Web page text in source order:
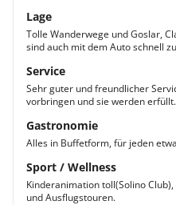
Lage
Tolle Wanderwege und Goslar,
sind auch mit dem Auto schnell
Service
Sehr guter und freundlicher
vorbringen und sie werden erfüllt.
Gastronomie
Alles in Buffetform, für jeden
Sport / Wellness
Kinderanimation toll(Solino
und Ausflugstouren.